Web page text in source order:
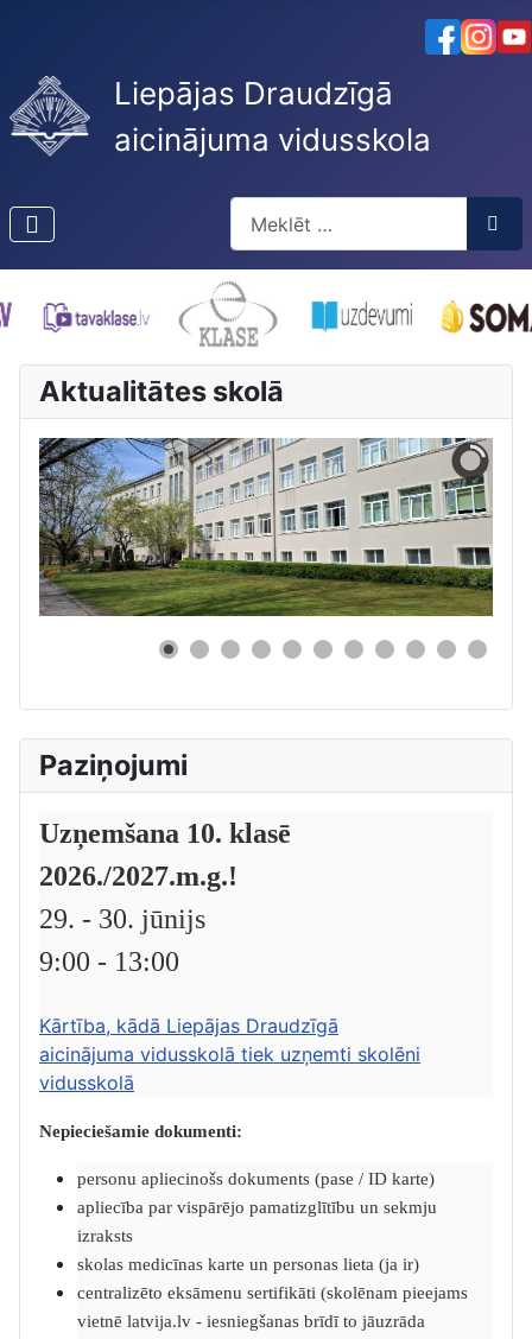
Liepājas Draudzīgā
aicinājuma vidusskola
Type 2 or more characters for
Aktualitātes skolā
Paziņojumi
Uzņemšana 10. klasē
2026./2027.m.g.!
29. - 30. jūnijs
9:00 - 13:00
Kārtība, kādā Liepājas Draudzīgā
aicinājuma vidusskolā tiek uzņemti skolēni
vidusskolā
Nepieciešamie dokumenti:
personu apliecinošs dokuments (pase / ID karte)
apliecība par vispārējo pamatizglītību un sekmju
izraksts
skolas medicīnas karte un personas lieta (ja ir)
centralizēto eksāmenu sertifikāti (skolēnam pieejams
vietnē latvija.lv - iesniegšanas brīdī to jāuzrāda